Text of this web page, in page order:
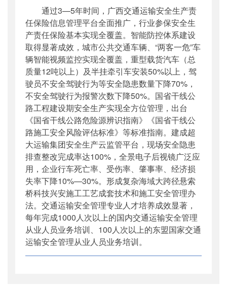
通过3—5年时间，广西交通运输安全生产责
任保险信息管理平台全面推广，行业参保安全生
产责任保险基本实现全覆盖。智能防控体系建设
取得显著成效，城市公共交通车辆、“两客一危”车
辆智能视频监控实现全覆盖，重型载货汽车（总
质量12吨以上）及半挂牵引车安装50%以上，驾
驶员不安全驾驶行为等安全隐患数量下降70%，
不安全驾驶行为报警次数下降50%。国省干线公
路工程建设期安全生产实现全方位管理，出台
《国省干线公路危险源辨识指南》《国省干线公
路施工安全风险评估标准》等标准指南。建成超
大运输集团安全生产云监管平台，现场安全隐患
排查整改完成率达100%，全景电子后视镜广泛应
用，企业行车死亡率、受伤率、肇事率、经济损
失率下降10%—30%。形成复杂海域大跨径悬索
桥科技兴安施工工艺成套技术和施工安全管理办
法。交通运输安全管理专业人才培养成效显著，
每年完成1000人次以上的国内交通运输安全管理
从业人员业务培训、100人次以上的东盟国家交通
运输安全管理从业人员业务培训。